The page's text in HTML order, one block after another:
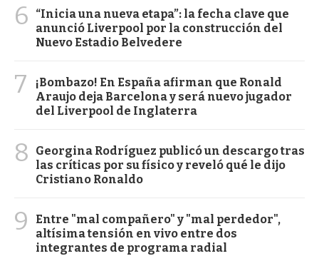
6
“Inicia una nueva etapa”: la fecha clave que
anunció Liverpool por la construcción del
Nuevo Estadio Belvedere
7
¡Bombazo! En España afirman que Ronald
Araujo deja Barcelona y será nuevo jugador
del Liverpool de Inglaterra
8
Georgina Rodríguez publicó un descargo tras
las críticas por su físico y reveló qué le dijo
Cristiano Ronaldo
9
Entre "mal compañero" y "mal perdedor",
altísima tensión en vivo entre dos
integrantes de programa radial